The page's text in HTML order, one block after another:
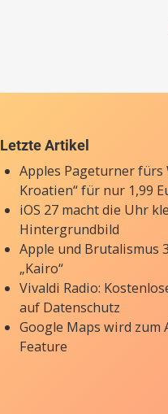
Letzte Artikel
Apples Pageturner fürs
Kroatien“ für nur 1,99
iOS 27 macht die Uhr
Hintergrundbild
Apple und Brutalismus
„Kairo“
Vivaldi Radio:
auf Datenschutz
Google Maps wird zum
Feature